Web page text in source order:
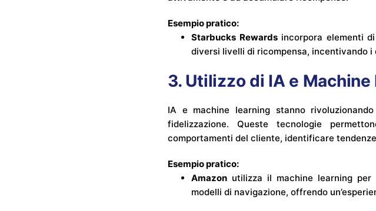
Esempio pratico:
Starbucks Rewardsincorpora elementi di
diversi livelli di ricompensa, incentivando
3. Utilizzo di IA e Machine
IA e machine learning stanno
fidelizzazione. Queste tecnologie
comportamenti del cliente, identificare
Esempio pratico:
Amazon utilizza il machine learning
modelli di navigazione, offrendo